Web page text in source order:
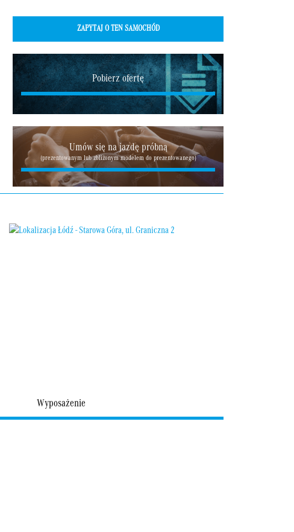
ZAPYTAJ O TEN SAMOCHÓD
Pobierz ofertę
Umów się na jazdę próbną
(prezentowanym lub zbliżonym modelem do prezentowanego)
Piotr
Wyposażenie